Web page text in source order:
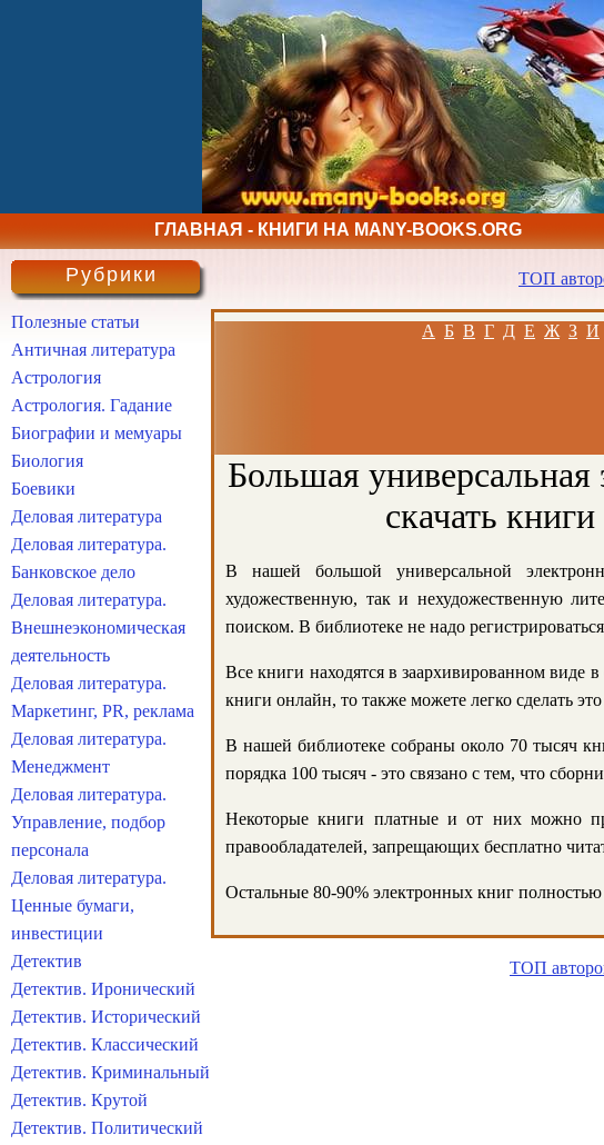
ГЛАВНАЯ - КНИГИ НА MANY-BOOKS.ORG
ТОП
А Б В Г Д Е Ж З И
Большая
скачать
В нашей большой универсальной
художественную, так и нехудожественную
поиском. В библиотеке не надо
Все книги находятся в заархивированном виде
книги онлайн, то также можете легко сделать
В нашей библиотеке собраны около 70 тысяч
порядка 100 тысяч - это связано с тем, что
Некоторые книги платные и от них можно
правообладателей, запрещающих бесплатно
Остальные 80-90% электронных книг
ТОП
Рубрики
Полезные статьи
Античная литература
Астрология
Астрология. Гадание
Биографии и мемуары
Биология
Боевики
Деловая литература
Деловая литература.
Банковское дело
Деловая литература.
Внешнеэкономическая
деятельность
Деловая литература.
Маркетинг, PR, реклама
Деловая литература.
Менеджмент
Деловая литература.
Управление, подбор
персонала
Деловая литература.
Ценные бумаги,
инвестиции
Детектив
Детектив. Иронический
Детектив. Исторический
Детектив. Классический
Детектив. Криминальный
Детектив. Крутой
Детектив. Политический